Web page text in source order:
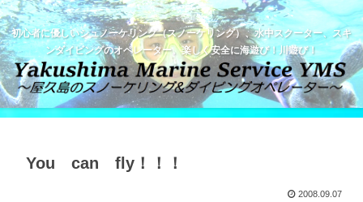
初心者に優しいシュノーケリング（スノーケリング）、水中スクーター、スキ
ンダイビングのオペレーター。楽しく安全に海遊び！川遊び！
You can fly！！！
2008.09.07